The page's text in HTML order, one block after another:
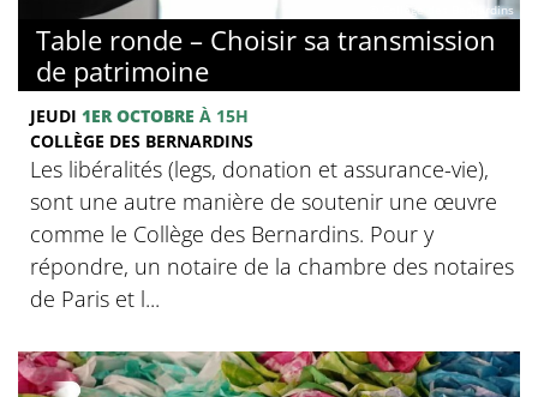
© Collège des Bernardins
Table ronde – Choisir sa transmission
de patrimoine
JEUDI 1ER OCTOBRE À 15H
COLLÈGE DES BERNARDINS
Les libéralités (legs, donation et assurance-vie),
sont une autre manière de soutenir une œuvre
comme le Collège des Bernardins. Pour y
répondre, un notaire de la chambre des notaires
de Paris et l...